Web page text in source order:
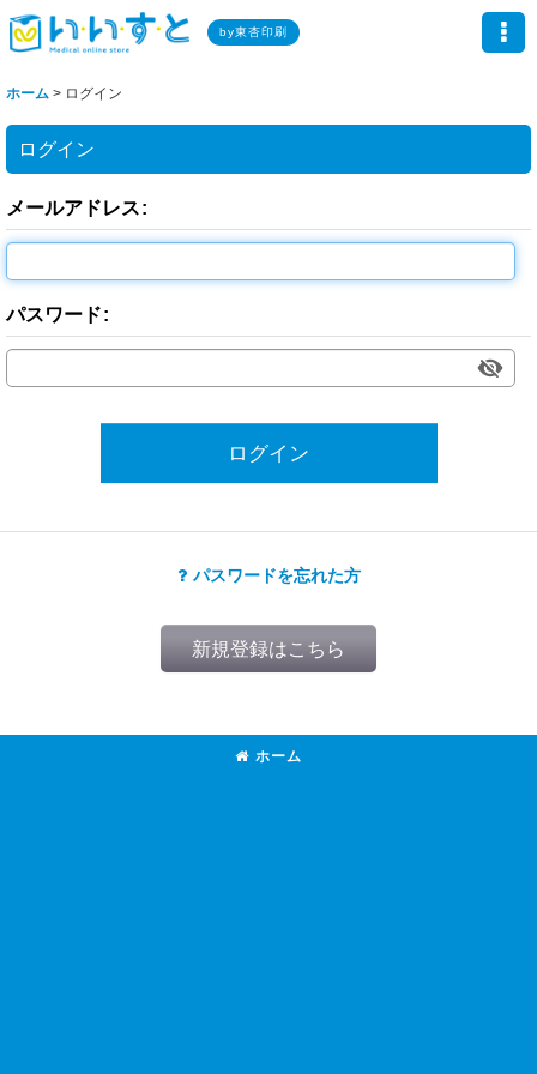
by東杏印刷
ホーム > ログイン
ログイン
メールアドレス:
パスワード:
ログイン
パスワードを忘れた方
新規登録はこちら
ホーム